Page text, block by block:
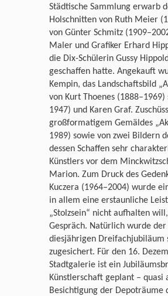
Städtische Sammlung erwarb
Holschnitten von Ruth Meier
von Günter Schmitz
Maler und Grafiker Erhard
die Dix-Schülerin Gussy
geschaffen hatte. Angekauft
Kempin, das Landschaftsbild
von Kurt Thoenes
1947) und Karen Graf.
großformatigem Gemäldes
1989) sowie von zwei Bildern
dessen Schaffen sehr
Künstlers vor dem
Marion. Zum Druck des
Kuczera (1964–2004) wurde
in allem eine erstaunliche
„Stolzsein“ nicht aufhalten
Gespräch. Natürlich wurde
diesjährigen Dreifachjubiläum
zugesichert. Für den 16.
Stadtgalerie ist ein
Künstlerschaft geplant – quasi
Besichtigung der Depoträume